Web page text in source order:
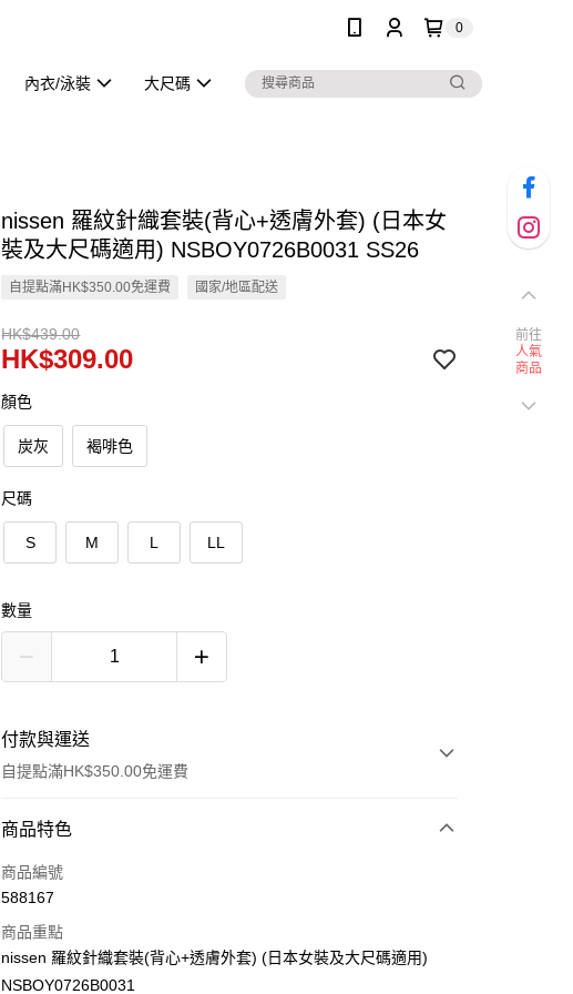
0
內衣/泳裝 大尺碼
nissen 羅紋針織套裝(背心+透膚外套) (日本女
裝及大尺碼適用) NSBOY0726B0031 SS26
自提點滿HK$350.00免運費 國家/地區配送
HK$439.00
HK$309.00
顏色
炭灰 褐啡色
尺碼
S M L LL
數量
付款與運送
自提點滿HK$350.00免運費
付款方式
信用卡
AlipayHK
商品特色
商品編號
588167
商品重點
nissen 羅紋針織套裝(背心+透膚外套) (日本女裝及大尺碼適用)
NSBOY0726B0031
前往
人氣
商品